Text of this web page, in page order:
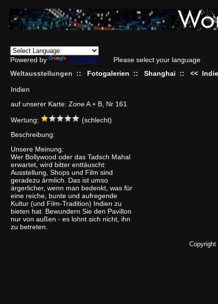
Powered by Translate
Please select your language
Weltausstellungen
:: Fotogalerien :: Shanghai :: <<
Indien
auf unserer Karte: Zone A + B, Nr 161
Wertung:
(schlecht)
Beschreibung:
Unsere Meinung:
Wer Bollywood oder das Tadsch Mahal
erwartet, wird bitter enttäuscht:
Ausstellung, Shops und Film sind
geradezu ärmlich. Das ist umso
ärgerlicher, wenn man bedenkt, was für
eine reiche, bunte und aufregende
Kultur (und Film-Tradition) Indien zu
bieten hat. Bewundern Sie den Pavillon
nur von außen - es lohnt sich nicht, ihn
zu betreten.